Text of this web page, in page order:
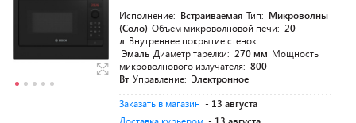
Исполнение: Встраиваемая Тип: Микроволны
(Соло) Объем микроволновой печи: 20
л Внутреннее покрытие стенок:
Эмаль Диаметр тарелки: 270 мм Мощность
микроволнового излучателя: 800
Вт Управление: Электронное
Заказать в магазин - 13 августа